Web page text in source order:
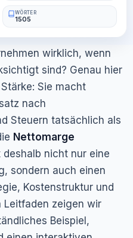
WÖRTER
1505
wirklich, wenn
sind? Genau hier
Sie macht
nach
Steuern tatsächlich als
Nettomarge
nicht nur eine
sondern auch einen
Kostenstruktur und
Leitfaden zeigen wir
Beispiel,